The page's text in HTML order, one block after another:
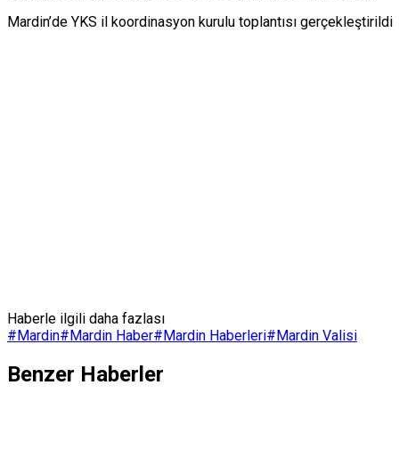
Mardin’de YKS il koordinasyon kurulu toplantısı gerçekleştirildi
Haberle ilgili daha fazlası
#Mardin#Mardin Haber#Mardin Haberleri#Mardin Valisi
Benzer Haberler